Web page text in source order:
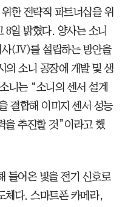
한 전략적 파트너십을 위
일 밝혔다. 양사는 소니
(JV)를 설립하는 방안을
의 소니 공장에 개발 및 생
니는 “소니의 센서 설계
결합해 이미지 센서 성능
을 추진할 것”이라고 했
들어온 빛을 전기 신호로
체다. 스마트폰 카메라,